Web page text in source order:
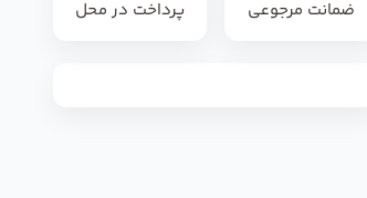
ضمانت مرجوعی پرداخت در محل